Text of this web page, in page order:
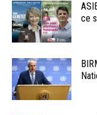
ce